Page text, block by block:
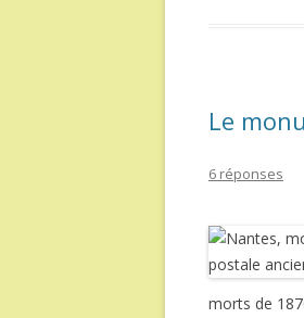
Le
6 réponses
morts de